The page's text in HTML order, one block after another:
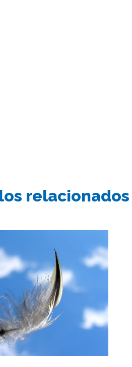
relacionados